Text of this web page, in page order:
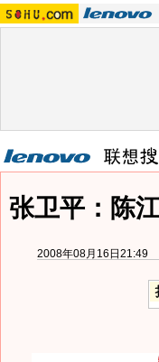
张卫平：陈
2008年08月16日21:49